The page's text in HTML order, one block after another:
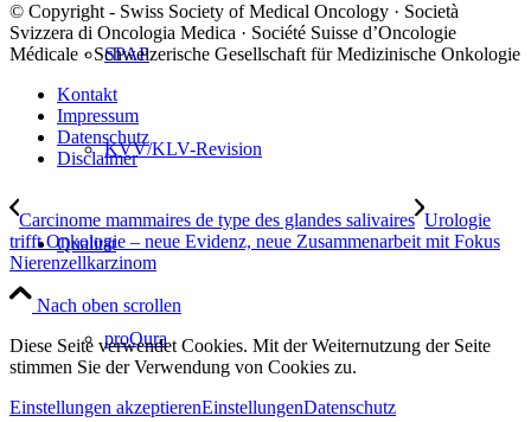
SPAP
KVV/KLV-Revision
Qualität
proQura
© Copyright - Swiss Society of Medical Oncology · Società
Svizzera di Oncologia Medica · Société Suisse d’Oncologie
Médicale · Schweizerische Gesellschaft für Medizinische Onkologie
Kontakt
Impressum
Datenschutz
Disclaimer
Carcinome mammaires de type des glandes salivaires Urologie
trifft Onkologie – neue Evidenz, neue Zusammenarbeit mit Fokus
Nierenzellkarzinom
Nach oben scrollen
Diese Seite verwendet Cookies. Mit der Weiternutzung der Seite
stimmen Sie der Verwendung von Cookies zu.
Einstellungen akzeptierenEinstellungenDatenschutz